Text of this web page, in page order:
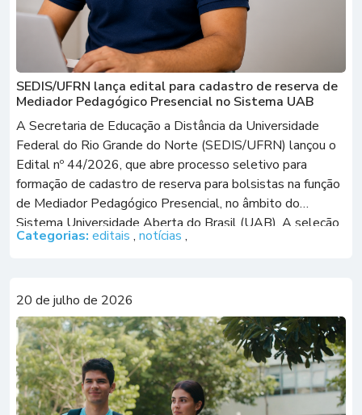
SEDIS/UFRN lança edital para cadastro de reserva de
Mediador Pedagógico Presencial no Sistema UAB
A Secretaria de Educação a Distância da Universidade
Federal do Rio Grande do Norte (SEDIS/UFRN) lançou o
Edital nº 44/2026, que abre processo seletivo para
formação de cadastro de reserva para bolsistas na função
de Mediador Pedagógico Presencial, no âmbito do
Sistema Universidade Aberta do Brasil (UAB). A seleção
é destinada a profissionais com licenciatura […]
Categorias: editais , notícias ,
20 de julho de 2026